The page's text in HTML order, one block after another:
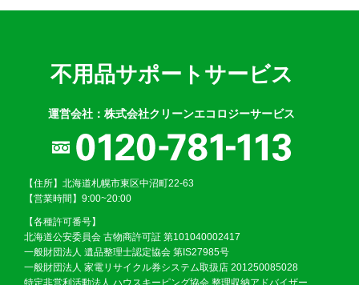
不用品サポートサービス
運営会社：株式会社クリーンエコロジーサービス
【住所】北海道札幌市東区中沼町22-63
【営業時間】9:00~20:00
【各種許可番号】
北海道公安委員会 古物商許可証 第101040002417
一般財団法人 遺品整理士認定協会 第IS27985号
一般財団法人 家電リサイクル券システム取扱店 201250085028